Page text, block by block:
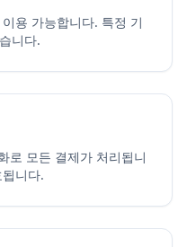
용 가능합니다. 특정 기
니다.
로 모든 결제가 처리됩니
니다.